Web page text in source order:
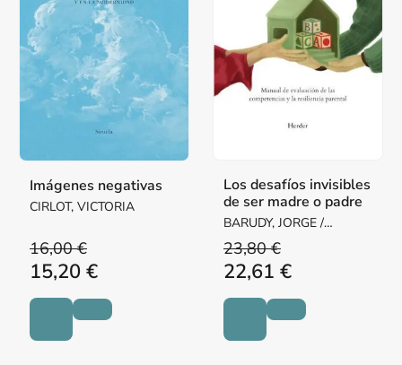
Imágenes negativas
CIRLOT, VICTORIA
16,00 €
15,20 €
Los desafíos invisibles
de ser madre o padre
BARUDY, JORGE /
DANTAGNAN, MARYORIE
23,80 €
22,61 €